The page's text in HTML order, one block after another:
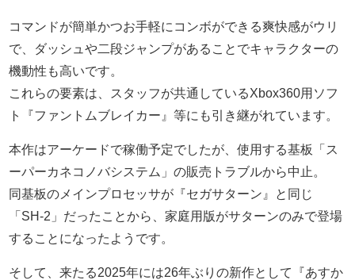
コマンドが簡単かつお手軽にコンボができる爽快感がウリ
で、ダッシュや二段ジャンプがあることでキャラクターの
機動性も高いです。
これらの要素は、スタッフが共通しているXbox360用ソフ
ト『ファントムブレイカー』等にも引き継がれています。
本作はアーケードで稼働予定でしたが、使用する基板「ス
ーパーカネコノバシステム」の販売トラブルから中止。
同基板のメインプロセッサが『セガサターン』と同じ
「SH-2」だったことから、家庭用版がサターンのみで登場
することになったようです。
そして、来たる2025年には26年ぶりの新作として『あすか